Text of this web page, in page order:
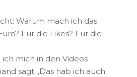
Warum mach ich das
Für die Likes? Für die
ich mich in den Videos
sagt: ‚Das hab ich auch